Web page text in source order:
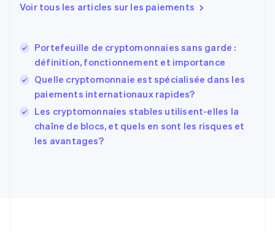
Voir tous les articles sur les paiements
Portefeuille de cryptomonnaies sans garde :
définition, fonctionnement et importance
Quelle cryptomonnaie est spécialisée dans les
paiements internationaux rapides?
Les cryptomonnaies stables utilisent-elles la
chaîne de blocs, et quels en sont les risques et
les avantages?
Estonie
EnglishEspañol 简体中文
Finlande
English Svenska
France
FrançaisEnglish
Gibraltar
English
Grèce